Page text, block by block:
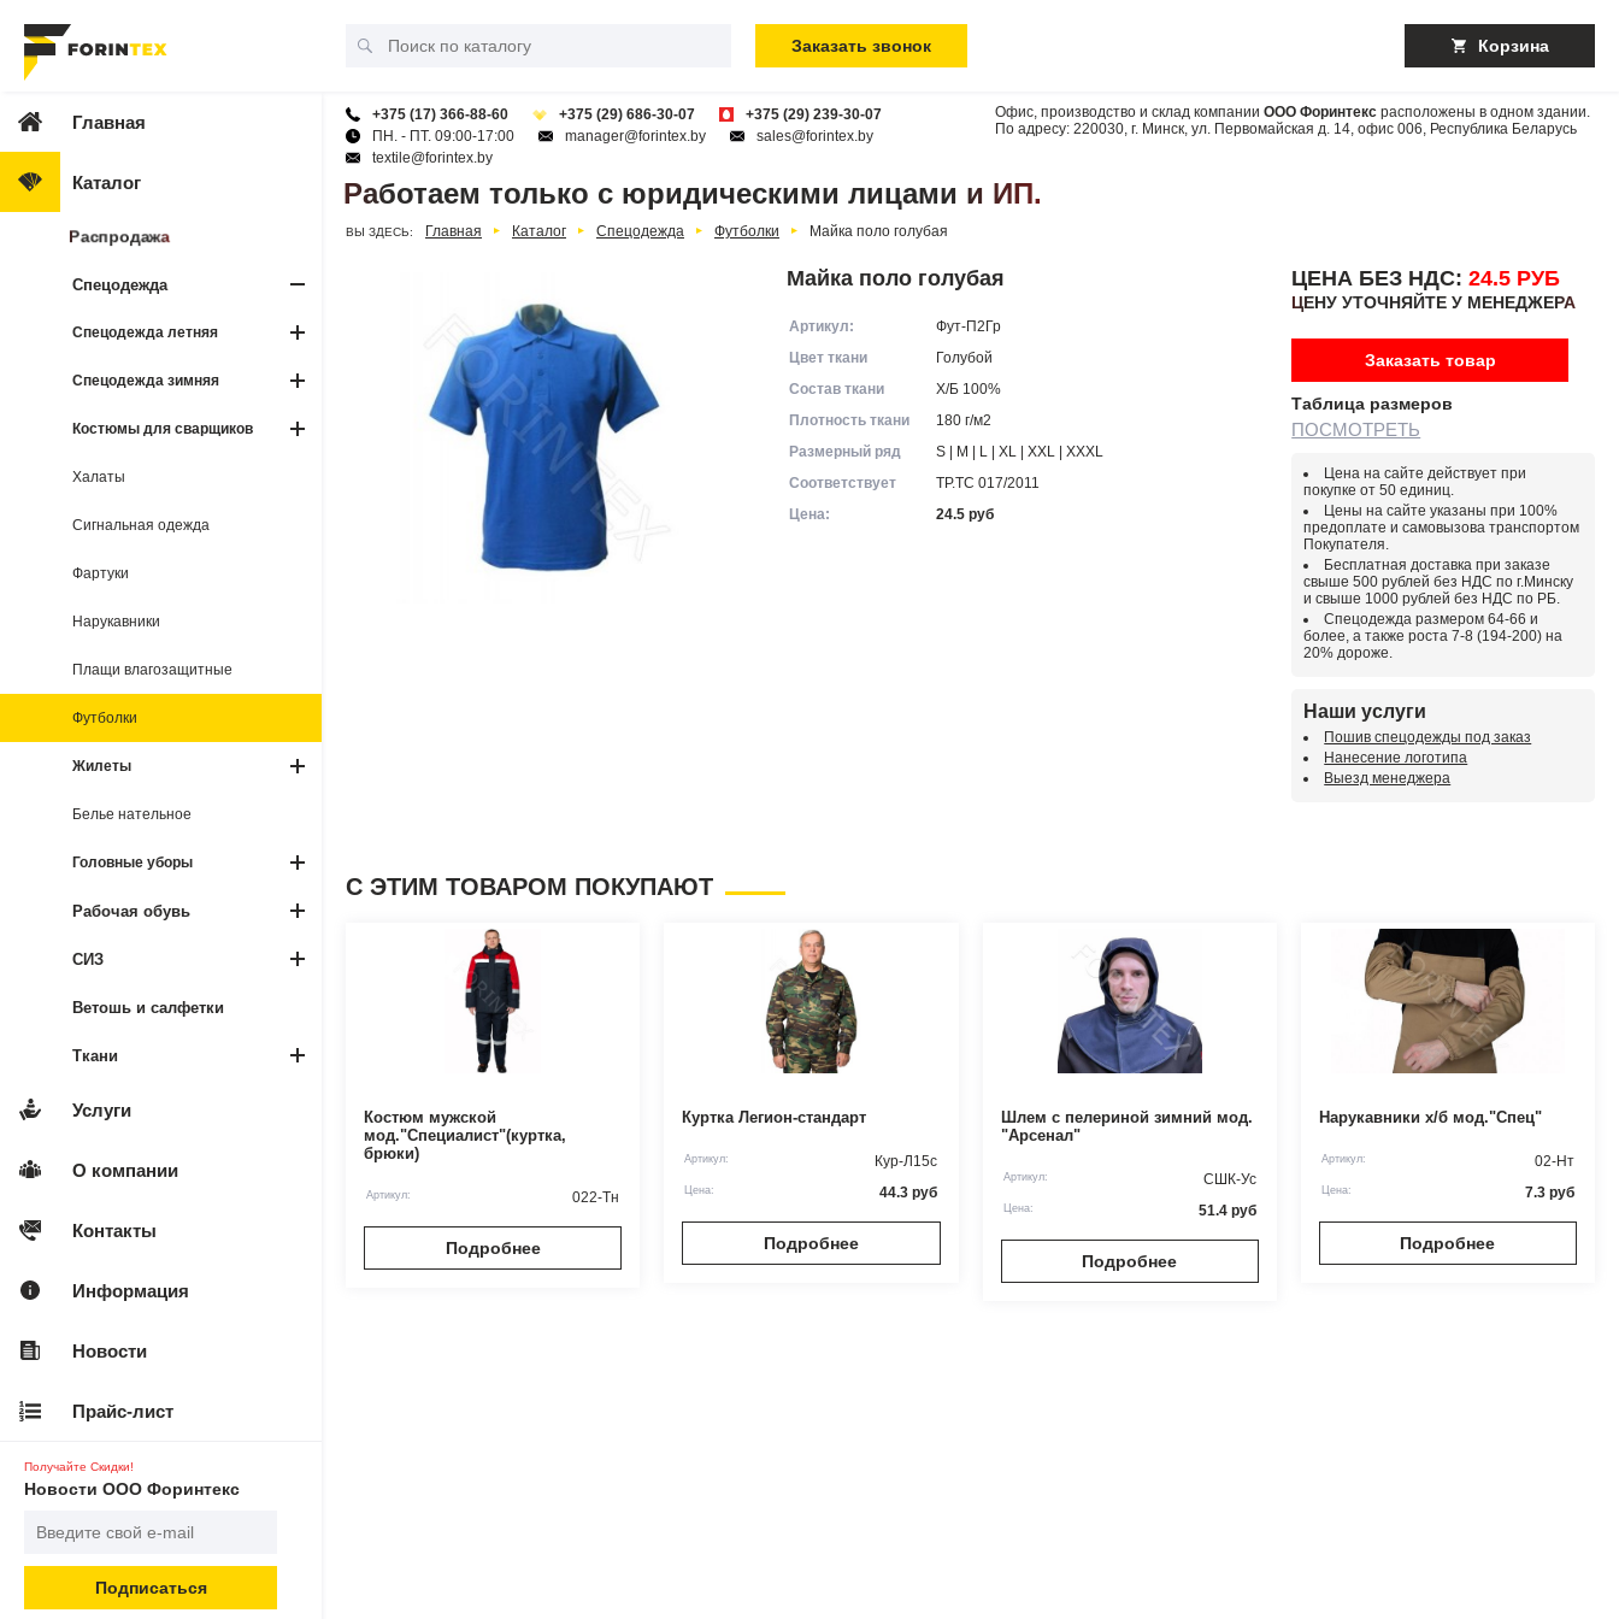
Заказать звонок Корзина
+375 (17) 366-88-60 +375 (29) 686-30-07
+375 (29) 239-30-07
ПН. - ПТ. 09:00-17:00
manager@forintex.by
sales@forintex.by
textile@forintex.by
Офис, производство и склад компании ООО Форинтексрасположены в одном здании.
По адресу: 220030, г. Минск, ул. Первомайская д. 14, офис 006, Республика Беларусь
Работаем только с юридическими лицами и ИП.
ВЫ ЗДЕСЬ: Главная Каталог Спецодежда Футболки Майка поло голубая
Главная
Каталог
Распродажа
Спецодежда
Спецодежда летняя
Спецодежда зимняя
Костюмы для сварщиков
Халаты
Сигнальная одежда
Фартуки
Нарукавники
Плащи влагозащитные
Футболки
Жилеты
Белье нательное
Головные уборы
Рабочая обувь
СИЗ
Ветошь и салфетки
Ткани
Услуги
О компании
Контакты
Информация
Новости
Прайс-лист
Получайте Скидки!
Новости ООО Форинтекс
Подписаться
Майка поло голубая
Артикул:
Фут-П2Гр
Цвет ткани
Голубой
Состав ткани
Х/Б 100%
Плотность ткани
180 г/м2
Размерный ряд
S | M | L | XL | XXL | XXXL
Соответствует
ТР.ТС 017/2011
Цена:
24.5руб
ЦЕНА БЕЗ НДС:24.5 РУБ
ЦЕНУ УТОЧНЯЙТЕ У МЕНЕДЖЕРА
Заказать товар
Таблица размеров
ПОСМОТРЕТЬ
Цена на сайте действует при
покупке от 50 единиц.
Цены на сайте указаны при 100%
предоплате и самовызова транспортом
Покупателя.
Бесплатная доставка при заказе
свыше 500 рублей без НДС по г.Минску
и свыше 1000 рублей без НДС по РБ.
Спецодежда размером 64-66 и
более, а также роста 7-8 (194-200) на
20% дороже.
Наши услуги
Пошив спецодежды под заказ
Нанесение логотипа
Выезд менеджера
С ЭТИМ ТОВАРОМ ПОКУПАЮТ
Костюм мужской
мод."Специалист"(куртка,
брюки)
Артикул: 022-Тн
Подробнее
Куртка Легион-стандарт
Артикул: Кур-Л15с
Цена: 44.3 руб
Подробнее
Шлем с пелериной зимний мод.
"Арсенал"
Артикул: СШК-Ус
Цена: 51.4руб
Подробнее
Нарукавники х/б мод."Спец"
Артикул: 02-Нт
Цена: 7.3руб
Подробнее